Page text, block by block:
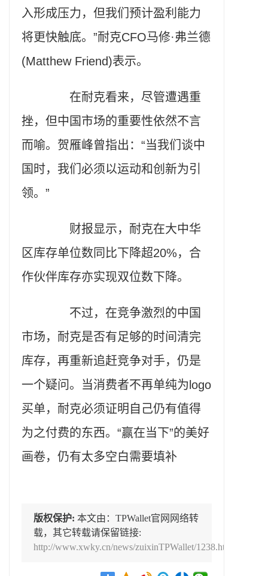
入形成压力，但我们预计盈利能力
将更快触底。”耐克CFO马修·弗兰德
(Matthew Friend)表示。
在耐克看来，尽管遭遇重
挫，但中国市场的重要性依然不言
而喻。贺雁峰曾指出：“当我们谈中
国时，我们必须以运动和创新为引
领。”
财报显示，耐克在大中华
区库存单位数同比下降超20%，合
作伙伴库存亦实现双位数下降。
不过，在竞争激烈的中国
市场，耐克是否有足够的时间清完
库存，再重新追赶竞争对手，仍是
一个疑问。当消费者不再单纯为logo
买单，耐克必须证明自己仍有值得
为之付费的东西。“赢在当下”的美好
画卷，仍有太多空白需要填补
版权保护: 本文由：TPWallet官网网络转
载，其它转载请保留链接:
http://www.xwky.cn/news/zuixinTPWallet/1238.html